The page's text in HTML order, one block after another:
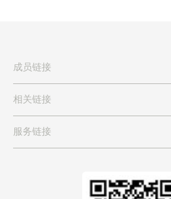
成员链接
相关链接
服务链接